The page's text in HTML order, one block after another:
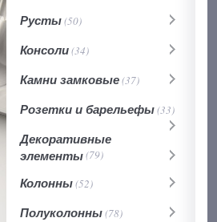
Русты(50)
Консоли(34)
Камни замковые(37)
Розетки и барельефы(33)
Декоративные
элементы(79)
Колонны(52)
Полуколонны(78)